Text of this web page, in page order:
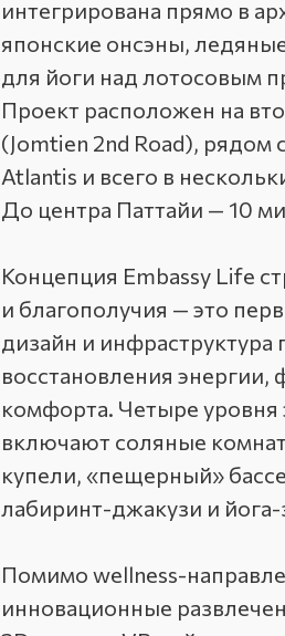
интегрирована прямо в
японские онсэны,
для йоги над лотосовым
Проект расположен на
(Jomtien 2nd Road),
Atlantis и всего в
До центра Паттайи — 10
Концепция Embassy Life
и благополучия — это
дизайн и
восстановления энергии,
комфорта. Четыре
включают соляные
купели, «пещерный»
лабиринт-джакузи и
Помимо wellness-
инновационные